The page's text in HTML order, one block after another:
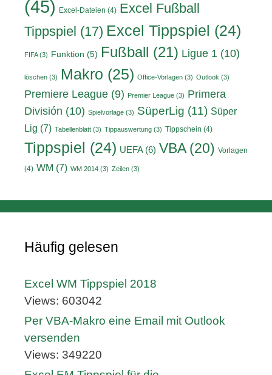
(45)
Excel-Dateien (4) Excel Fußball
Tippspiel (17) Excel Tippspiel (24)
FIFA(3) Funktion (5) Fußball (21) Ligue 1 (10)
löschen (3) Makro (25) Office-Vorlagen (3) Outlook (3)
Premiere League (9) Premier League (3) Primera
División (10) Spielvorlage (3) SüperLig (11) Süper
Lig (7) Tabellenblatt (3) Tippauswertung (3) Tippschein (4)
Tippspiel (24) UEFA(6) VBA(20) Vorlagen
(4) WM (7) WM 2014 (3) Zeilen (3)
Häufig gelesen
Excel WM Tippspiel 2018
Views: 603042
Per VBA-Makro eine Email mit Outlook
versenden
Views: 349220